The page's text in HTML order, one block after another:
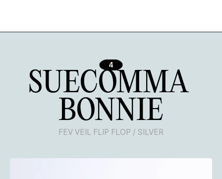
4
SUECOMMA
BONNIE
FEV VEIL FLIP FLOP / SILVER